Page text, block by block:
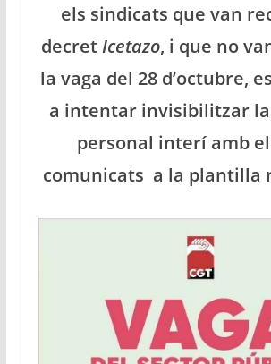
els sindicats que van
decretIcetazo, i que no
la vaga del 28 d’octubre,
a intentar invisibilitzar
personal interí amb
comunicats a la plantilla